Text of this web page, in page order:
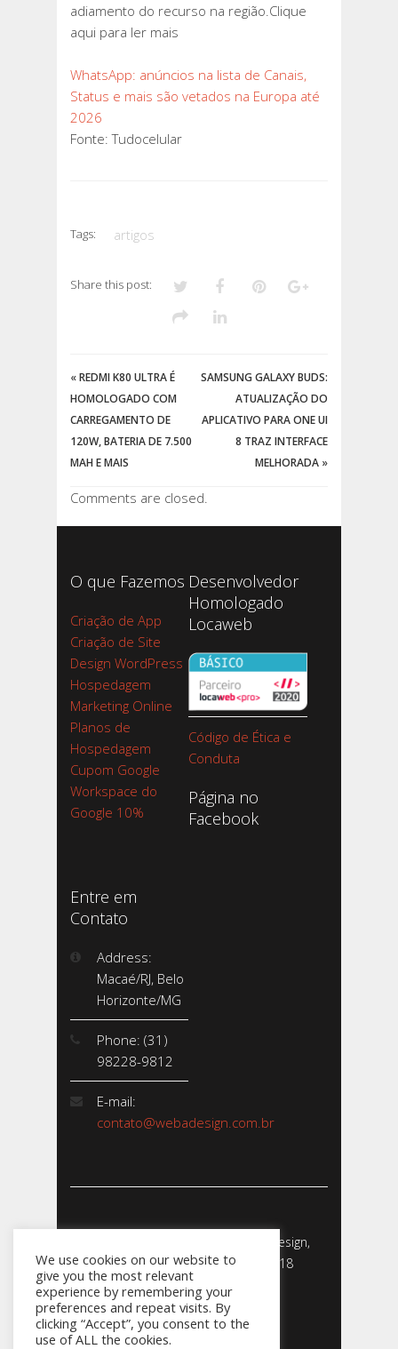
adiamento do recurso na região.Clique
aqui para ler mais
WhatsApp: anúncios na lista de Canais,
Status e mais são vetados na Europa até
2026
Fonte: Tudocelular
Tags: artigos
Share this post:
«REDMI K80 ULTRA É
HOMOLOGADO COM
CARREGAMENTO DE
120W, BATERIA DE 7.500
MAH E MAIS
SAMSUNG GALAXY BUDS:
ATUALIZAÇÃO DO
APLICATIVO PARA ONE UI
8 TRAZ INTERFACE
MELHORADA »
Comments are closed.
O que Fazemos
Criação de App
Criação de Site
Design WordPress
Hospedagem
Marketing Online
Planos de
Hospedagem
Cupom Google
Workspace do
Google 10%
Desenvolvedor
Homologado
Locaweb
Código de Ética e
Conduta
Página no
Facebook
Entre em
Contato
Address:
Macaé/RJ, Belo
Horizonte/MG
Phone: (31)
98228-9812
E-mail:
contato@webadesign.com.br
Webadesign - Empresa de Webdesign,
Desenvolvimento de Sites - 2018
CNPJ: 23.856.204/0001-­24
We use cookies on our website to
give you the most relevant
experience by remembering your
preferences and repeat visits. By
clicking “Accept”, you consent to the
use of ALL the cookies.